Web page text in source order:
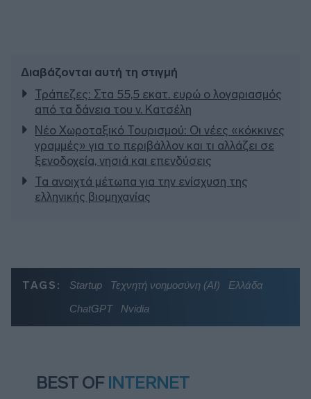
Διαβάζονται αυτή τη στιγμή
Τράπεζες: Στα 55,5 εκατ. ευρώ ο λογαριασμός
από τα δάνεια του ν. Κατσέλη
Νέο Χωροταξικό Τουρισμού: Οι νέες «κόκκινες
γραμμές» για το περιβάλλον και τι αλλάζει σε
ξενοδοχεία, νησιά και επενδύσεις
Τα ανοιχτά μέτωπα για την ενίσχυση της
ελληνικής βιομηχανίας
TAGS: Startup Τεχνητή νοημοσύνη (ΑΙ)
Ελλάδα
ChatGPT
Nvidia
BEST OF INTERNET